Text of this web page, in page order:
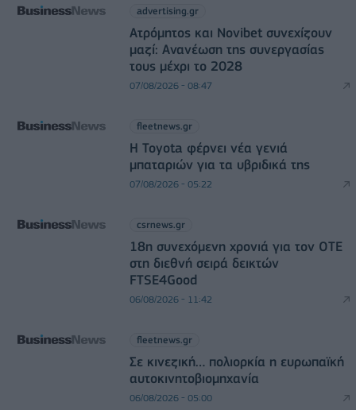
advertising.gr
Ατρόμητος και Novibet συνεχίζουν
μαζί: Ανανέωση της συνεργασίας
τους μέχρι το 2028
07/08/2026 - 08:47
fleetnews.gr
Η Toyota φέρνει νέα γενιά
μπαταριών για τα υβριδικά της
07/08/2026 - 05:22
csrnews.gr
18η συνεχόμενη χρονιά για τον ΟΤΕ
στη διεθνή σειρά δεικτών
FTSE4Good
06/08/2026 - 11:42
fleetnews.gr
Σε κινεζική… πολιορκία η ευρωπαϊκή
αυτοκινητοβιομηχανία
06/08/2026 - 05:00